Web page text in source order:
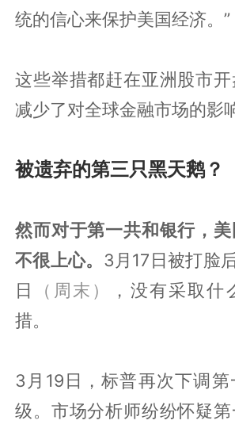
统的信心来保护美国经济。”
这些举措都赶在亚洲股市开
减少了对全球金融市场的影
被遗弃的第三只黑天鹅？
然而对于第一共和银行，
不很上心。 3月17日被打脸
日
（周末）
，没有采取什
措。
3月19日，标普再次下调
级。市场分析师纷纷怀疑